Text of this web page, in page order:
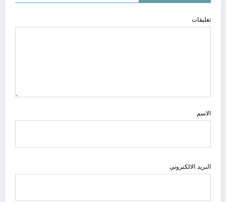
تعليقات
الاسم
البريد الالكتروني